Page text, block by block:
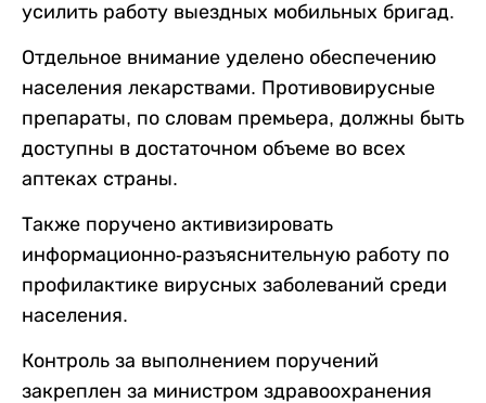
усилить работу выездных мобильных бригад.
Отдельное внимание уделено обеспечению
населения лекарствами. Противовирусные
препараты, по словам премьера, должны быть
доступны в достаточном объеме во всех
аптеках страны.
Также поручено активизировать
информационно-разъяснительную работу по
профилактике вирусных заболеваний среди
населения.
Контроль за выполнением поручений
закреплен за министром здравоохранения